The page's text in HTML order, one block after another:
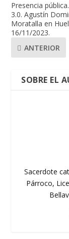
Presencia
3.0. Agustín
Moratalla en
16/11/2023.
ANTERIOR
SOBRE EL
Sacerdote
Párroco,